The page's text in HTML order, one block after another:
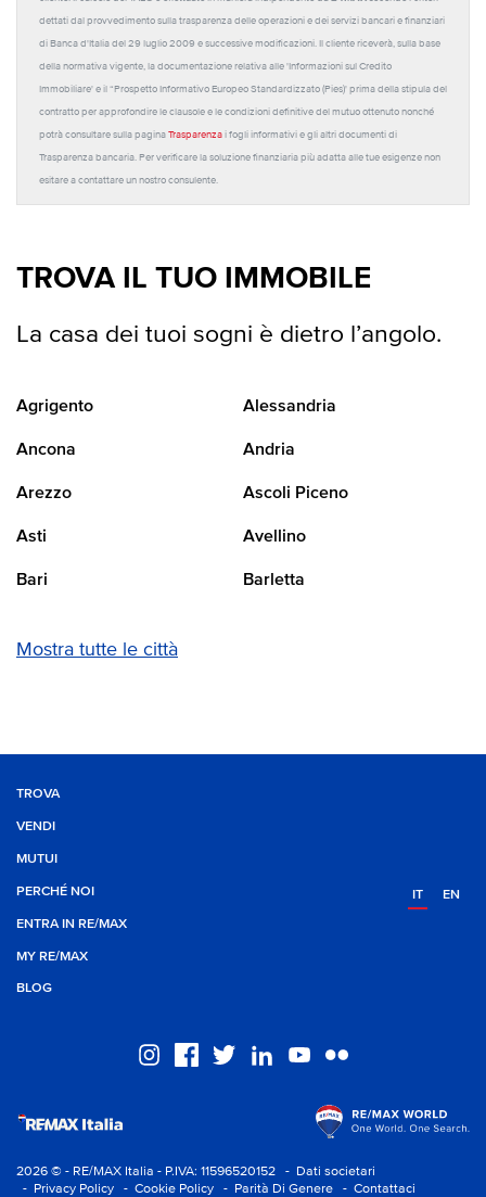
dettati dal provvedimento sulla trasparenza delle operazioni e dei servizi bancari e finanziari
di Banca d'Italia del 29 luglio 2009 e successive modificazioni. Il cliente riceverà, sulla base
della normativa vigente, la documentazione relativa alle 'Informazioni sul Credito
Immobiliare' e il “Prospetto Informativo Europeo Standardizzato (Pies)' prima della stipula del
contratto per approfondire le clausole e le condizioni definitive del mutuo ottenuto nonché
potrà consultare sulla pagina Trasparenza i fogli informativi e gli altri documenti di
Trasparenza bancaria. Per verificare la soluzione finanziaria più adatta alle tue esigenze non
esitare a contattare un nostro consulente.
TROVA IL TUO IMMOBILE
La casa dei tuoi sogni è dietro l’angolo.
Agrigento Alessandria
Ancona Andria
Arezzo Ascoli Piceno
Asti Avellino
Bari Barletta
Mostra tutte le città
TROVA
VENDI
MUTUI
PERCHÉ NOI
ENTRA IN RE/MAX
MY RE/MAX
BLOG
IT EN
2026 © - RE/MAX Italia - P.IVA: 11596520152
- Dati societari
- Privacy Policy
- Cookie Policy - Parità Di Genere - Contattaci